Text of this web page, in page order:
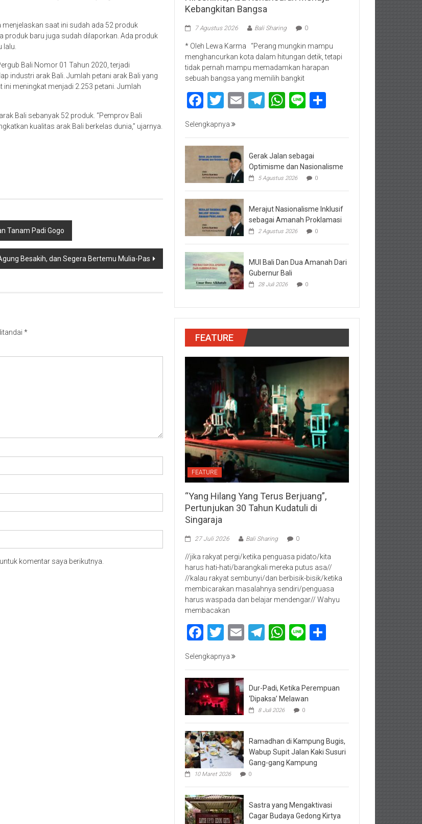
menjelaskan saat ini sudah ada 52 produk
produk baru juga sudah dilaporkan. Ada produk
Bali Nomor 01 Tahun 2020, terjadi
industri arak Bali. Jumlah petani arak Bali yang
meningkat menjadi 2.253 petani. Jumlah
Bali sebanyak 52 produk. “Pemprov Bali
kualitas arak Bali berkelas dunia,” ujarnya.
Tanam Padi Gogo
Besakih, dan Segera Bertemu Mulia-Pas
*
komentar saya berikutnya.
Kebangkitan Bangsa
7 Agustus 2026 Bali Sharing 0
* Oleh Lewa Karma “Perang mungkin mampu
menghancurkan kota dalam hitungan detik, tetapi
tidak pernah mampu memadamkan harapan
sebuah bangsa yang memilih bangkit
Facebook
Twitter
EmailTelegram
WhatsApp
Line
Selengkapnya
Gerak Jalan sebagai
Optimisme dan Nasionalisme
5 Agustus 2026 0
Merajut Nasionalisme Inklusif
sebagai Amanah Proklamasi
2 Agustus 2026 0
MUI Bali Dan Dua Amanah Dari
Gubernur Bali
28 Juli 2026 0
FEATURE
FEATURE
“Yang Hilang Yang Terus Berjuang”,
Pertunjukan 30 Tahun Kudatuli di
Singaraja
27 Juli 2026 Bali Sharing 0
//jika rakyat pergi/ketika penguasa pidato/kita
harus hati-hati/barangkali mereka putus asa//
//kalau rakyat sembunyi/dan berbisik-bisik/ketika
membicarakan masalahnya sendiri/penguasa
harus waspada dan belajar mendengar// Wahyu
membacakan
Facebook
Twitter
EmailTelegram
WhatsApp
Line
Selengkapnya
Dur-Padi, Ketika Perempuan
‘Dipaksa’ Melawan
8 Juli 2026 0
Ramadhan di Kampung Bugis,
Wabup Supit Jalan Kaki Susuri
Gang-gang Kampung
10 Maret 2026 0
Sastra yang Mengaktivasi
Cagar Budaya Gedong Kirtya